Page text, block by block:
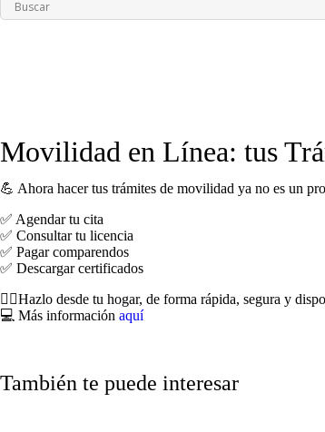
Movilidad en Línea: tus
💪 Ahora hacer tus trámites de movilidad ya no es un
✅ Agendar tu cita
✅ Consultar tu licencia
✅ Pagar comparendos
✅ Descargar certificados
🙋‍♂️Hazlo desde tu hogar, de forma rápida, segura y
💻 Más información aquí
También te puede interesar